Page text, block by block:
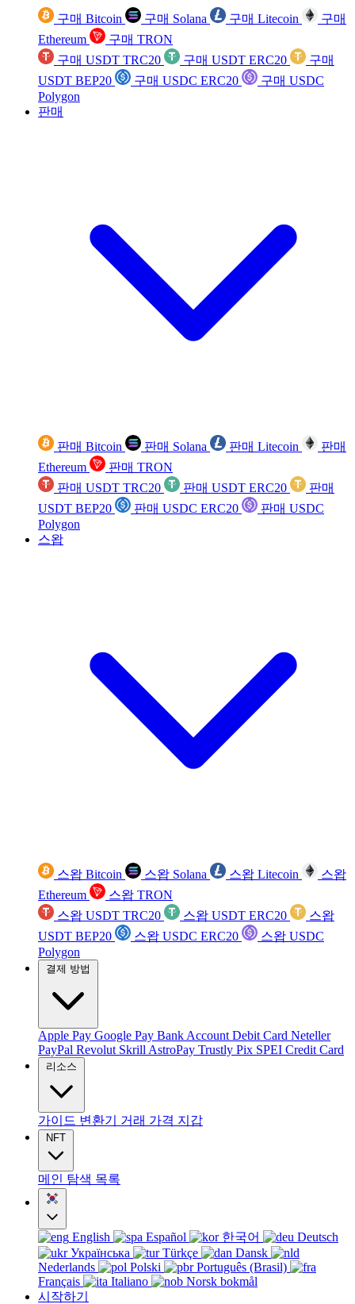
구매 Bitcoin 구매 Solana 구매 Litecoin
구매
Ethereum
구매 TRON
구매 USDT TRC20
구매 USDT ERC20
구매
USDT BEP20
구매 USDC ERC20
구매 USDC
Polygon
판매
판매 Bitcoin 판매 Solana 판매 Litecoin
판매
Ethereum
판매 TRON
판매 USDT TRC20
판매 USDT ERC20
판매
USDT BEP20
판매 USDC ERC20
판매 USDC
Polygon
스왑
스왑 Bitcoin 스왑 Solana 스왑 Litecoin
스왑
Ethereum
스왑 TRON
스왑 USDT TRC20
스왑 USDT ERC20
스왑
USDT BEP20
스왑 USDC ERC20
스왑 USDC
Polygon
결제 방법
Apple Pay Google Pay Bank Account Debit Card Neteller
PayPal Revolut Skrill AstroPay Trustly Pix SPEI Credit Card
리소스
가이드 변환기 거래 가격 지갑
NFT
메인 탐색 목록
English Español 한국어
Deutsch
Українська
Türkçe
Dansk
Nederlands
Polski
Português (Brasil)
Français
Italiano
Norsk bokmål
시작하기